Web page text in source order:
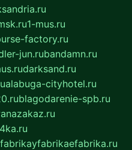
1-mus.ru
factory.ru
jun.rubandamn.ru
darksand.ru
alabuga-cityhotel.ru
blagodarenie-spb.ru
fabrikayfabrikaefabrika.ru